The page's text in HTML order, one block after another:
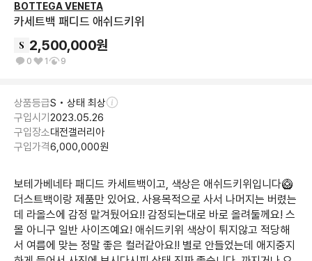
BOTTEGA VENETA
카세트백 패디드 애쉬드키위
2,500,000원
0 1 9
상품등급S • 상태 최상
구입시기 2023.05.26
구입장소대전갤러리아
구입가격6,000,000원
보테가베네타 패디드 카세트백이고, 색상은 애쉬드키위입니다🥝
더스트백이랑 제품만 있어요. 사용목적으로 사서 나머지는 버렸는
데 라올스에 감정 맡겨뒀어요!! 감정되는대로 바로 올려둘께요! 스
몰 아니구 일반 사이즈예요! 애쉬드키위 색상이 튀지않고 적당해
서 여름에 맞는 정말 좋은 컬러같아요!! 별로 안들었는데 애지중지